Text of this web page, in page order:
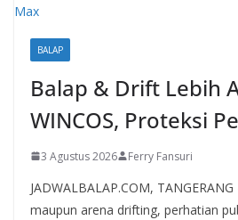
BALAP
Balap & Drift Lebih
WINCOS, Proteksi
3 Agustus 2026 Ferry Fansuri
JADWALBALAP.COM,
maupun arena drifting, perhatian